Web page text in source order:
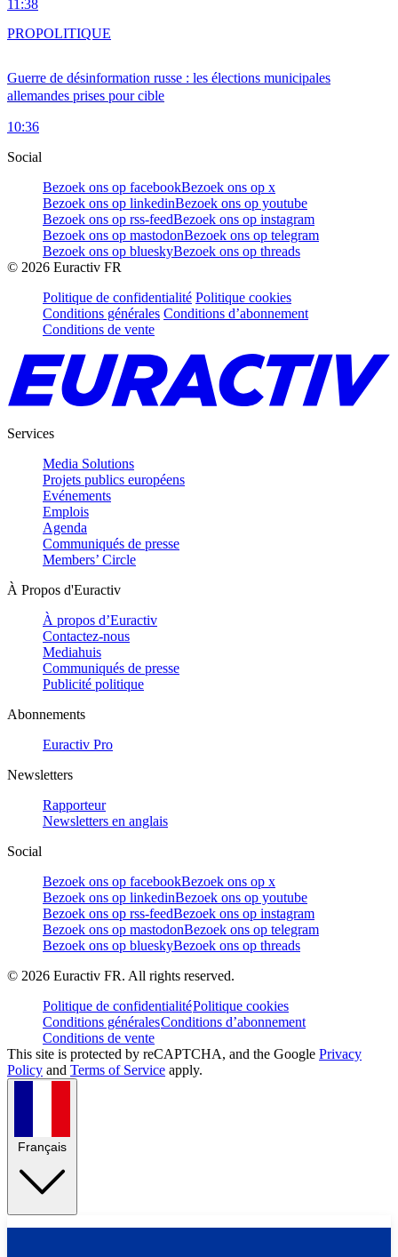
11:38
Guerre de désinformation russe : les élections municipales
allemandes prises pour cible
10:36
PROPOLITIQUE
Social
Bezoek ons op facebookBezoek ons op x
Bezoek ons op linkedinBezoek ons op youtube
Bezoek ons op rss-feedBezoek ons op instagram
Bezoek ons op mastodonBezoek ons op telegram
Bezoek ons op blueskyBezoek ons op threads
© 2026 Euractiv FR
Politique de confidentialité Politique cookies
Conditions générales Conditions d’abonnement
Conditions de vente
Services
Media Solutions
Projets publics européens
Evénements
Emplois
Agenda
Communiqués de presse
Members’ Circle
À Propos d'Euractiv
À propos d’Euractiv
Contactez-nous
Mediahuis
Communiqués de presse
Publicité politique
Abonnements
Euractiv Pro
Newsletters
Rapporteur
Newsletters en anglais
Social
Bezoek ons op facebookBezoek ons op x
Bezoek ons op linkedinBezoek ons op youtube
Bezoek ons op rss-feedBezoek ons op instagram
Bezoek ons op mastodonBezoek ons op telegram
Bezoek ons op blueskyBezoek ons op threads
© 2026 Euractiv FR. All rights reserved.
Politique de confidentialitéPolitique cookies
Conditions généralesConditions d’abonnement
Conditions de vente
This site is protected by reCAPTCHA, and the Google Privacy
Policy and Terms of Service apply.
Français